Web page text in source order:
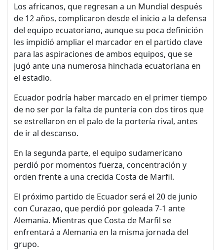
Los africanos, que regresan a un Mundial después
de 12 años, complicaron desde el inicio a la defensa
del equipo ecuatoriano, aunque su poca definición
les impidió ampliar el marcador en el partido clave
para las aspiraciones de ambos equipos, que se
jugó ante una numerosa hinchada ecuatoriana en
el estadio.
Ecuador podría haber marcado en el primer tiempo
de no ser por la falta de puntería con dos ⁠tiros que
se estrellaron ⁠en el palo de ⁠la portería rival, antes
de ir al descanso.
En ⁠la segunda parte, el equipo sudamericano
perdió por momentos fuerza, concentración y
orden frente a una crecida Costa de Marfil.
El próximo partido de Ecuador será el 20 de junio
con Curazao, que perdió por goleada 7-1 ante
Alemania. Mientras que Costa ⁠de Marfil se
enfrentará a Alemania en la misma jornada del
grupo.